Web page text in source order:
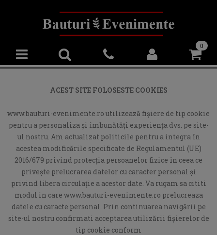
0
ACEST SITE FOLOSESTE COOKIES
www.bauturi-evenimente.ro utilizează fişiere de tip cookie
pentru a personaliza și îmbunătăți experiența dvs. pe site-
ul nostru. Am actualizat politicile pentru a integra în
acestea modificările specificate de Regulamentul (UE)
2016/679 privind protecția persoanelor fizice în ceea ce
privește prelucrarea datelor cu caracter personal și
privind libera circulație a acestor date. Va rugam sa cititi
modul in care www.bauturi-evenimente.ro prelucreaza
datele cu caracte personal. Prin continuarea navigării pe
site-ul nostru confirmati acceptarea utilizării fişierelor de
tip cookie conform